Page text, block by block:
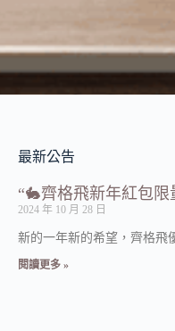
最新公告
“🐇齊格飛新年紅包限
2024 年 10 月 28 日
新的一年新的希望，齊格飛
閱讀更多 »